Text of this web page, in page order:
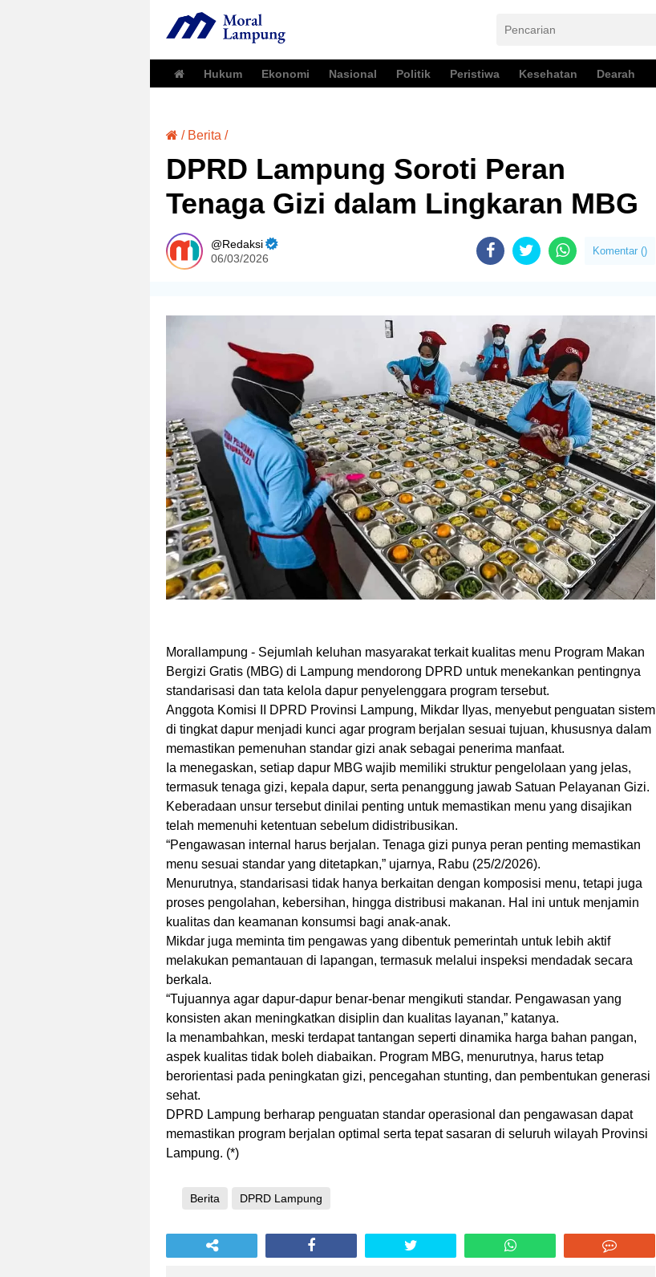
Hukum Ekonomi Nasional Politik Peristiwa Kesehatan Dearah
/ Berita /
DPRD Lampung Soroti Peran
Tenaga Gizi dalam Lingkaran MBG
Redaksi
06/03/2026
Komentar ()
Morallampung - Sejumlah keluhan masyarakat terkait kualitas menu Program Makan
Bergizi Gratis (MBG) di Lampung mendorong DPRD untuk menekankan pentingnya
standarisasi dan tata kelola dapur penyelenggara program tersebut.
Anggota Komisi II DPRD Provinsi Lampung, Mikdar Ilyas, menyebut penguatan sistem
di tingkat dapur menjadi kunci agar program berjalan sesuai tujuan, khususnya dalam
memastikan pemenuhan standar gizi anak sebagai penerima manfaat.
Ia menegaskan, setiap dapur MBG wajib memiliki struktur pengelolaan yang jelas,
termasuk tenaga gizi, kepala dapur, serta penanggung jawab Satuan Pelayanan Gizi.
Keberadaan unsur tersebut dinilai penting untuk memastikan menu yang disajikan
telah memenuhi ketentuan sebelum didistribusikan.
“Pengawasan internal harus berjalan. Tenaga gizi punya peran penting memastikan
menu sesuai standar yang ditetapkan,” ujarnya, Rabu (25/2/2026).
Menurutnya, standarisasi tidak hanya berkaitan dengan komposisi menu, tetapi juga
proses pengolahan, kebersihan, hingga distribusi makanan. Hal ini untuk menjamin
kualitas dan keamanan konsumsi bagi anak-anak.
Mikdar juga meminta tim pengawas yang dibentuk pemerintah untuk lebih aktif
melakukan pemantauan di lapangan, termasuk melalui inspeksi mendadak secara
berkala.
“Tujuannya agar dapur-dapur benar-benar mengikuti standar. Pengawasan yang
konsisten akan meningkatkan disiplin dan kualitas layanan,” katanya.
Ia menambahkan, meski terdapat tantangan seperti dinamika harga bahan pangan,
aspek kualitas tidak boleh diabaikan. Program MBG, menurutnya, harus tetap
berorientasi pada peningkatan gizi, pencegahan stunting, dan pembentukan generasi
sehat.
DPRD Lampung berharap penguatan standar operasional dan pengawasan dapat
memastikan program berjalan optimal serta tepat sasaran di seluruh wilayah Provinsi
Lampung. (*)
Berita DPRD Lampung